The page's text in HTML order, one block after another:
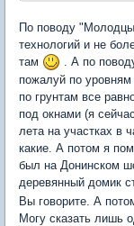
По поводу
технологий и не
там
. А по
пожалуй по
по грунтам все
под окнами (я
лета на участках в
какие. А потом я
был на Донинском
деревянный домик
Вы говорите. А
Могу сказать лишь